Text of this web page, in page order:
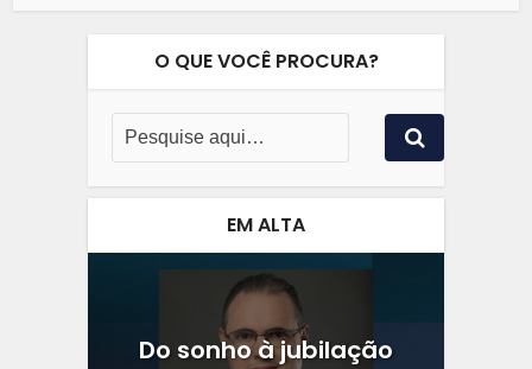
O QUE VOCÊ PROCURA?
EM ALTA
Do sonho à jubilação